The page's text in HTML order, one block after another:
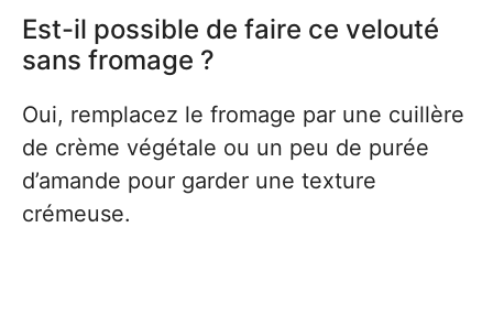
Est-il possible de faire ce velouté
sans fromage ?
Oui, remplacez le fromage par une cuillère
de crème végétale ou un peu de purée
d’amande pour garder une texture
crémeuse.